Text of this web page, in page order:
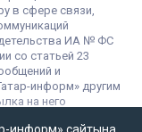
в сфере связи,
ИА № ФС
со статьей 23
и
информ» другим
на него